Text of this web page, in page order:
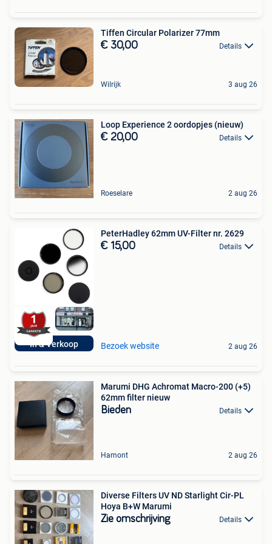
Tiffen Circular Polarizer 77mm
€ 30,00 Details
Wilrijk 3 aug 26
Loop Experience 2 oordopjes (nieuw)
€ 20,00 Details
Roeselare 2 aug 26
In & Verkoop
PeterHadley 62mm UV-Filter nr. 2629
€ 15,00 Details
Bezoek website 2 aug 26
Marumi DHG Achromat Macro-200 (+5)
62mm filter nieuw
Bieden Details
Hamont 2 aug 26
Diverse Filters UV ND Starlight Cir-PL
Hoya B+W Marumi
Zie omschrijving Details